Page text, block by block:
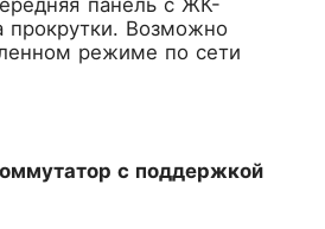
панель с ЖК-
прокрутки. Возможно
режиме по сети
с поддержкой